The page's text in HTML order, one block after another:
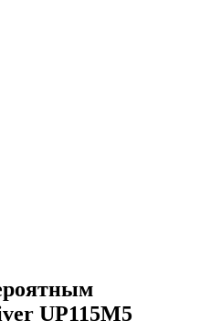
UP115M5